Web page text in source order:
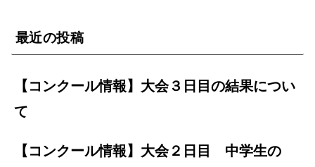
最近の投稿
【コンクール情報】大会３日目の結果につい
て
【コンクール情報】大会２日目 中学生の